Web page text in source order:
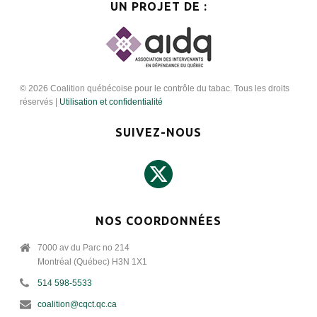
UN PROJET DE :
© 2026 Coalition québécoise pour le contrôle du tabac. Tous les droits
réservés | Utilisation et confidentialité
SUIVEZ-NOUS
NOS COORDONNÉES
7000 av du Parc no 214
Montréal (Québec) H3N 1X1
514 598-5533
coalition@cqct.qc.ca